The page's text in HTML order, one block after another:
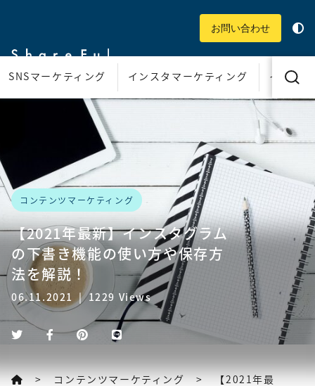
お問い合わせ
SNSマーケティング インスタマーケティング インス
コンテンツマーケティング
【2021年最新】インスタグラム
の下書き機能の使い方や保存方
法を解説！
06.11.2021 | 1229 Views
コンテンツマーケティング
【2021年最